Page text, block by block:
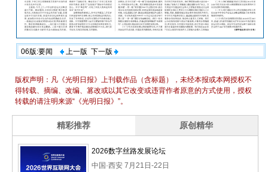
06版:要闻 上一版 下一版